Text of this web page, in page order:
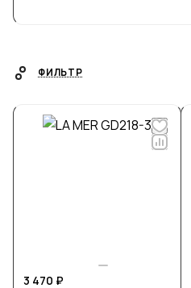
ФИЛЬТР
3 470 ₽